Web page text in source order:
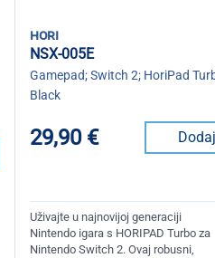
hori
NSX-005E
Gamepad; Switch 2; HoriPad
Black
29,90 € Dodaj
Uživajte u najnovijoj generaciji
Nintendo igara s HORIPAD Turbo za
Nintendo Switch 2. Ovaj robusni,